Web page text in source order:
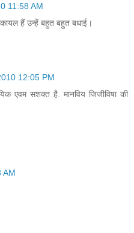
11:58 AM
हैं उन्हें बहुत बहुत बधाई।
12:05 PM
एवम सशक्त है. मानविय जिजीविषा की
AM